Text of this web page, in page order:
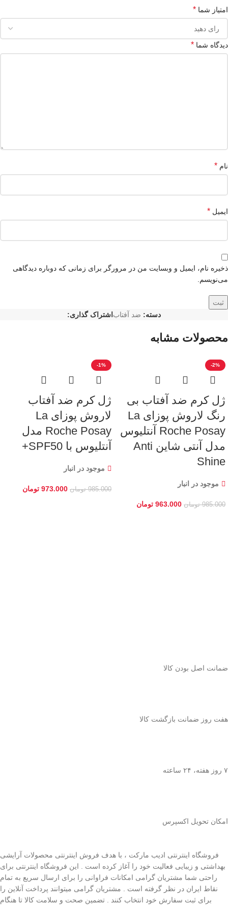
امتیاز شما *
دیدگاه شما *
نام *
ایمیل *
ذخیره نام، ایمیل و وبسایت من در مرورگر برای زمانی که دوباره دیدگاهی
می‌نویسم.
دسته: ضد آفتاباشتراک گذاری:
محصولات مشابه
-2%
ژل کرم ضد آفتاب بی
رنگ لاروش پوزای La
Roche Posay آنتلیوس
مدل آنتی شاین Anti
Shine
موجود در انبار
985.000 تومان 963.000 تومان
-1%
ژل کرم ضد آفتاب
لاروش پوزای La
Roche Posay مدل
آنتلیوس با SPF50+
موجود در انبار
985.000 تومان 973.000 تومان
ﺿﻤﺎﻧﺖ اﺻﻞ ﺑﻮدن ﮐﺎﻟﺎ
هفت روز ضمانت بازگشت کالا
۷ روز ﻫﻔﺘﻪ، ۲۴ ﺳﺎﻋﺘﻪ
اﻣﮑﺎن ﺗﺤﻮﯾﻞ اﮐﺴﭙﺮس
فروشگاه اینترنتی ادیب مارکت ، با هدف فروش اینترنتی محصولات آرایشی
بهداشتی و زیبایی فعالیت خود را آغاز کرده است . این فروشگاه اینترنتی برای
راحتی شما مشتریان گرامی امکانات فراوانی را برای ارسال سریع به تمام
نقاط ایران در نظر گرفته است . مشتریان گرامی میتوانند پرداخت آنلاین را
برای ثبت سفارش خود انتخاب کنند . تضمین صحت و سلامت کالا تا هنگام